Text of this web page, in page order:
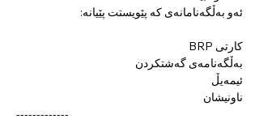
ئەو بەڵگەنامانەی کە پێویستت پێیانە:
کارتی BRP
بەڵگەنامەی گەشتکردن
ئیمەیڵ
ناونیشان
-------------